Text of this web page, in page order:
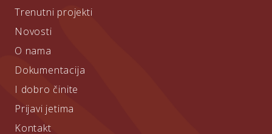
Trenutni projekti
Novosti
O nama
Dokumentacija
I dobro činite
Prijavi jetima
Kontakt